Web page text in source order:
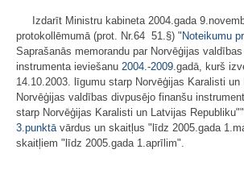
Izdarīt Ministru kabineta 2004.gada
protokollēmumā (prot. Nr.64 51.§) " Noteikumu
Saprašanās memorandu par Norvēģijas
instrumenta ieviešanu 2004.-2009.gadā, kurš
14.10.2003. līgumu starp Norvēģijas Karalisti un
Norvēģijas valdības divpusējo finanšu
starp Norvēģijas Karalisti un Latvijas
3.punktāvārdus un skaitļus "līdz 2005.gada
skaitļiem "līdz 2005.gada 1.aprīlim".